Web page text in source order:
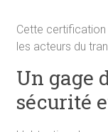
Cette
les acteurs du
Un gage
sécurité